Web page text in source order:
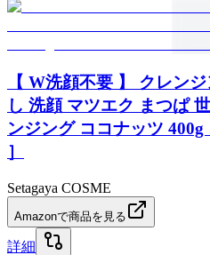
【 W洗顔不要 】 クレン
し 洗顔 マツエク まつぱ
ンジング ココナッツ
］
Setagaya COSME
Amazonで商品を見る
詳細